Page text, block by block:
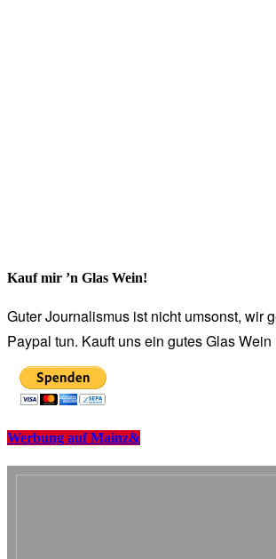
Kauf mir ’n Glas Wein!
Guter Journalismus ist nicht umsonst, wir
Paypal tun. Kauft uns ein gutes Glas
Werbung auf Mainz&